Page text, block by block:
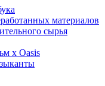
материалов
сырья
х Oasis